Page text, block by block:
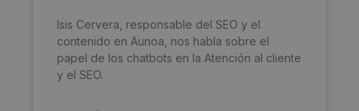
Isis Cervera, responsable del SEO y el
contenido en Aunoa, nos habla sobre el
papel de los chatbots en la Atención al cliente
y el SEO.